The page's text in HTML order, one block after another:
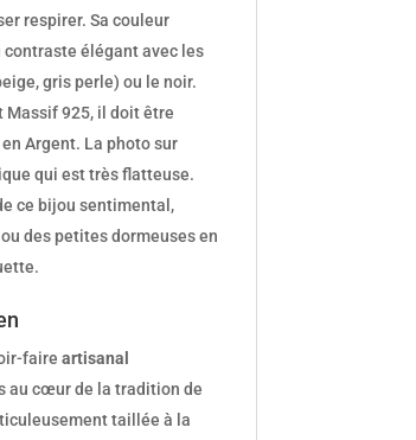
respirer. Sa couleur
contraste élégant avec les
gris perle) ou le noir.
Massif 925, il doit être
Argent. La photo sur
qui est très flatteuse.
ce bijou sentimental,
des petites dormeuses en
faire artisanal
au cœur de la tradition de
taillée à la